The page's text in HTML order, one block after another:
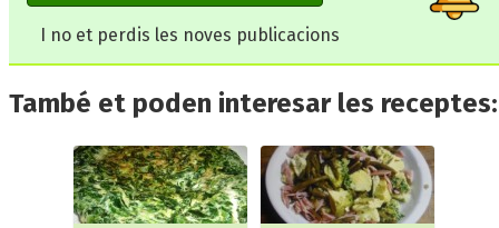
I no et perdis les noves publicacions
També et poden interesar les receptes: